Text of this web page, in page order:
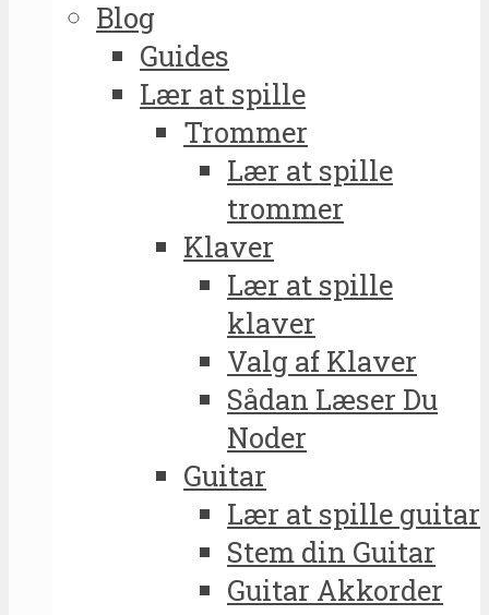
Blog
Guides
Lær at spille
Trommer
Lær at spille
trommer
Klaver
Lær at spille
klaver
Valg af Klaver
Sådan Læser Du
Noder
Guitar
Lær at spille guitar
Stem din Guitar
Guitar Akkorder